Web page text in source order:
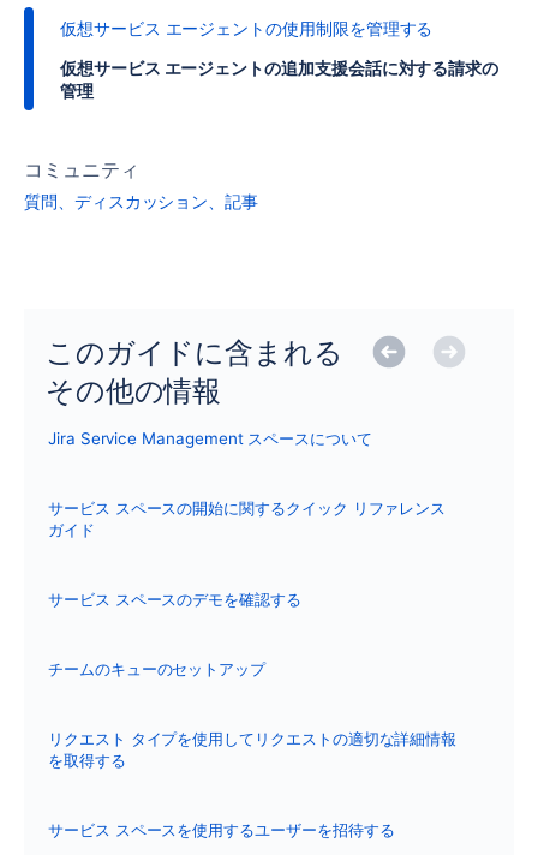
仮想サービス エージェントの使用制限を管理する
仮想サービス エージェントの追加支援会話に対する請求の
管理
コミュニティ
質問、ディスカッション、記事
このガイドに含まれる
その他の情報
Jira Service Management スペースについて
サービス スペースの開始に関するクイック リファレンス
ガイド
サービス スペースのデモを確認する
チームのキューのセットアップ
リクエスト タイプを使用してリクエストの適切な詳細情報
を取得する
サービス スペースを使用するユーザーを招待する